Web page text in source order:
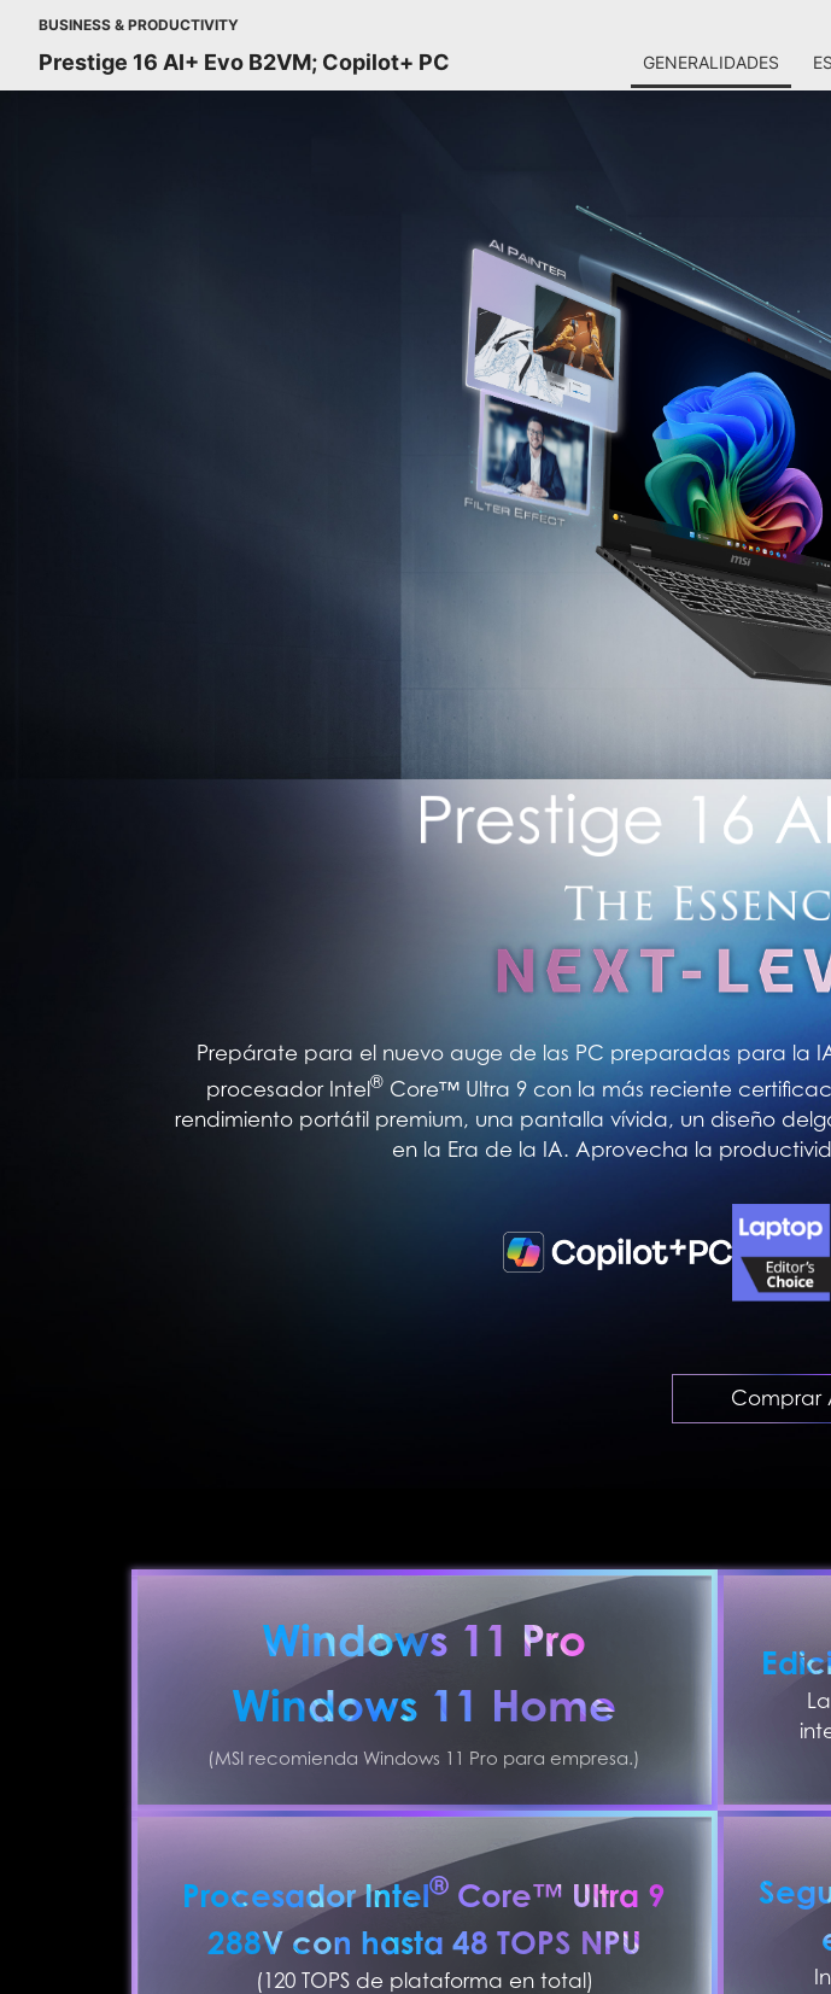
BUSINESS & PRODUCTIVITY
Prestige 16 AI+ Evo B2VM; Copilot+ PC GENERALIDADES
Prepárate para el nuevo auge de las PC preparadas para la
procesador Intel®Core™ Ultra 9 con la más reciente
rendimiento portátil premium, una pantalla vívida, un diseño
en la Era de la IA. Aprovecha la
Comprar
Windows 11 Pro
Windows 11 Home
(MSI recomienda Windows 11 Pro para empresa.)
Procesador Intel® Core™ Ultra 9
288V con hasta 48 TOPS NPU
(120 TOPS de plataforma en total)